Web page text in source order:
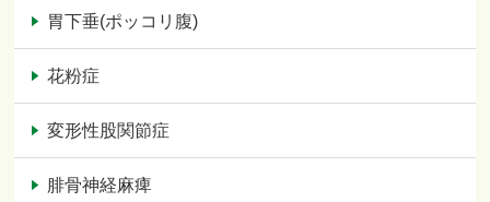
胃下垂(ポッコリ腹)
花粉症
変形性股関節症
腓骨神経麻痺